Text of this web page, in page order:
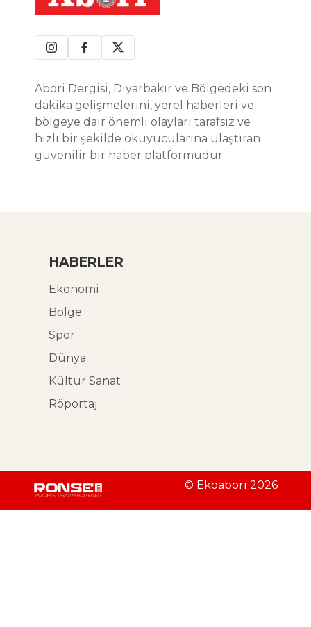
Abori Dergisi, Diyarbakır ve Bölgedeki son
dakika gelişmelerini, yerel haberleri ve
bölgeye dair önemli olayları tarafsız ve
hızlı bir şekilde okuyucularına ulaştıran
güvenilir bir haber platformudur.
HABERLER
Ekonomi
Bölge
Spor
Dünya
Kültür Sanat
Röportaj
© Ekoabori 2026